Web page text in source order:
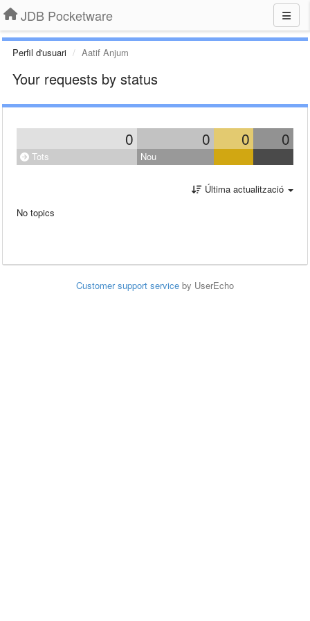
JDB Pocketware
Perfil d'usuari Aatif Anjum
Your requests by status
0 0 0 0
Tots Nou
Última actualització
No topics
Customer support service by UserEcho